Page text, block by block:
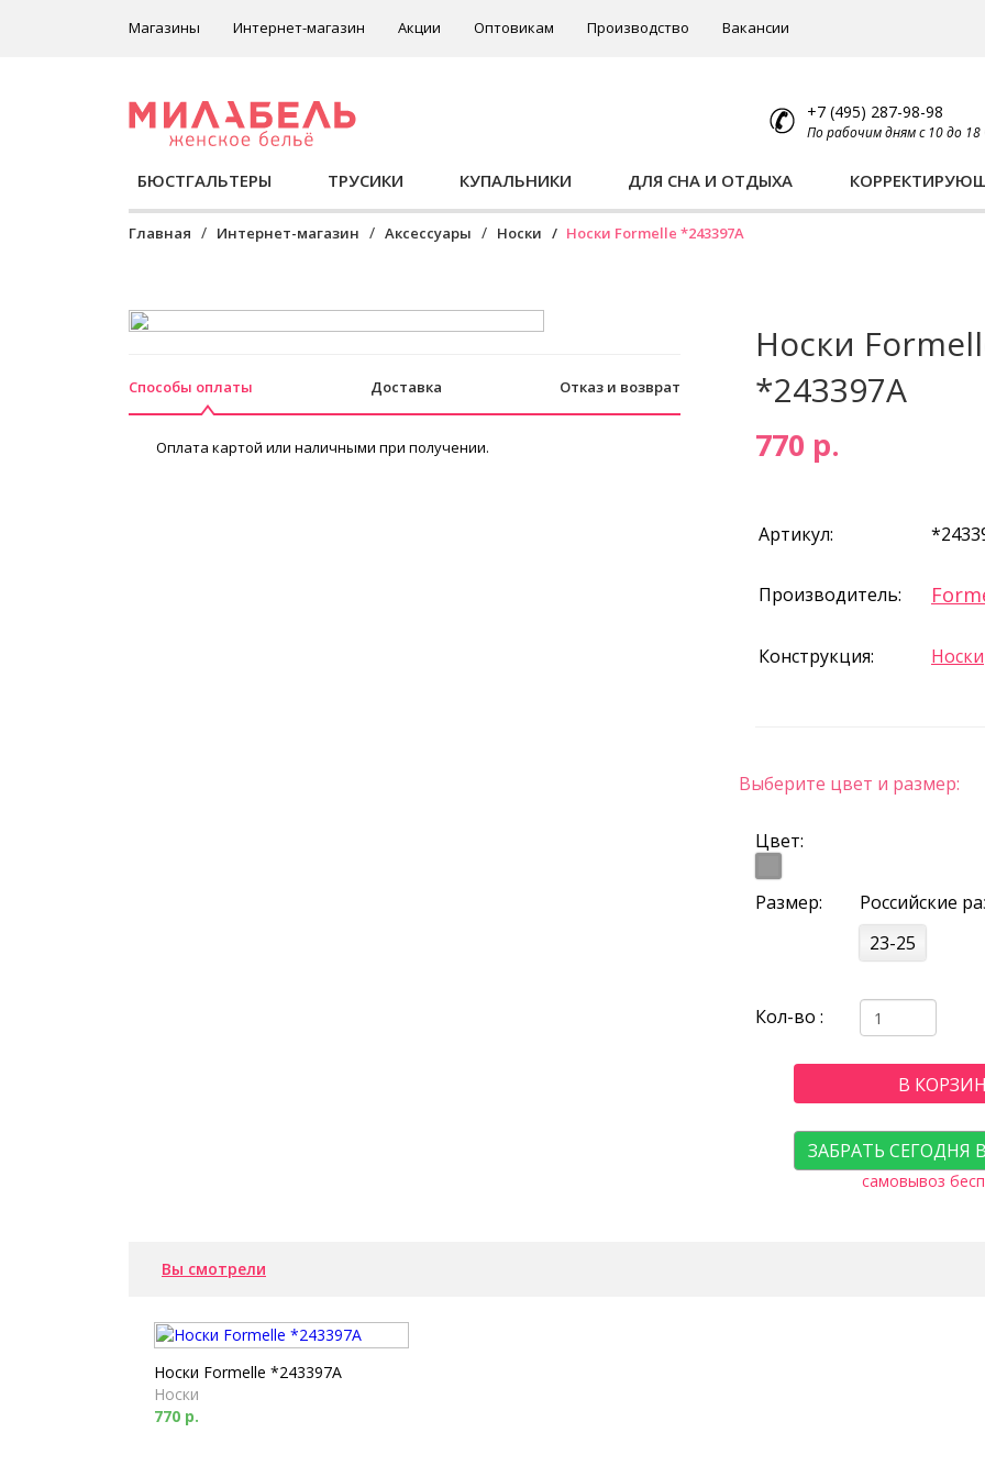
Магазины Интернет-магазин Акции Оптовикам Производство Вакансии
+7 (495) 287-98-98
По рабочим дням с 10 до 18
БЮСТГАЛЬТЕРЫ ТРУСИКИ КУПАЛЬНИКИ ДЛЯ СНА И ОТДЫХА
Главная Интернет-магазин Аксессуары Носки Носки Formelle *243397A
Способы оплаты Доставка Отказ и возврат
Оплата картой или наличными при получении.
Носки
*243397A
770 р.
Артикул:
Производитель:
Конструкция: Носки
Выберите цвет и размер:
Цвет:
Размер:
Российские
23-25
Кол-во :
В
ЗАБРАТЬ СЕГОДНЯ
самовывоз
Вы смотрели
Носки Formelle *243397A
Носки
770 р.